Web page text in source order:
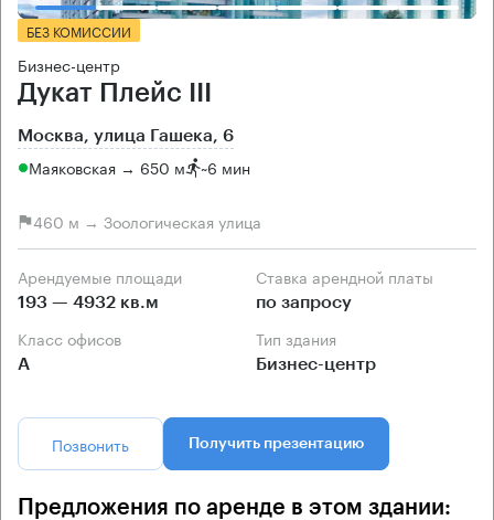
БЕЗ КОМИССИИ
Бизнес-центр
Дукат Плейс III
Москва, улица Гашека, 6
Маяковская → 650 м ~6 мин
460 м → Зоологическая улица
Арендуемые площади
193 — 4932 кв.м
Ставка арендной платы
по запросу
Класс офисов
А
Тип здания
Бизнес-центр
Позвонить Получить презентацию
Предложения по аренде в этом здании: